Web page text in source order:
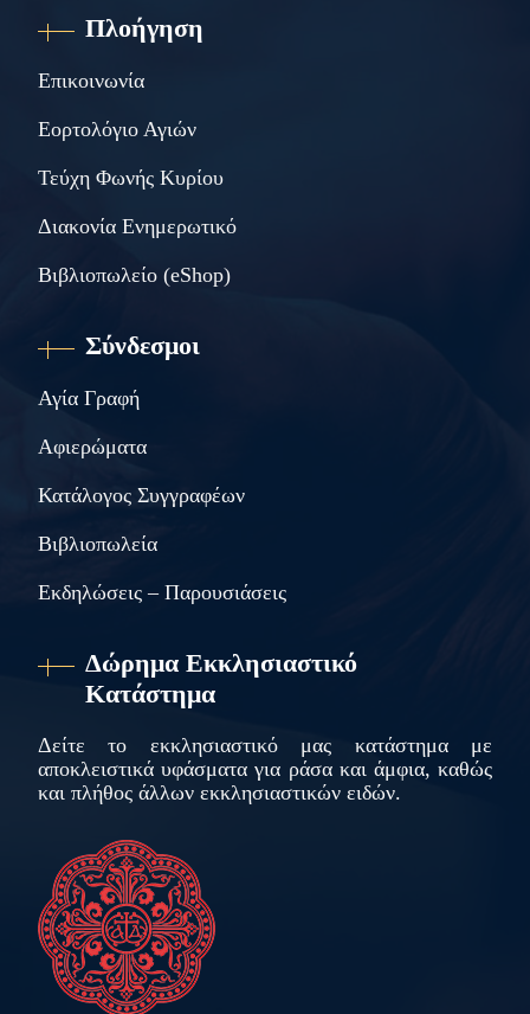
Πλοήγηση
Επικοινωνία
Εορτολόγιο Αγιών
Τεύχη Φωνής Κυρίου
Διακονία Ενημερωτικό
Βιβλιοπωλείο (eShop)
Σύνδεσμοι
Αγία Γραφή
Αφιερώματα
Κατάλογος Συγγραφέων
Βιβλιοπωλεία
Εκδηλώσεις – Παρουσιάσεις
Δώρημα Εκκλησιαστικό
Κατάστημα
Δείτε το εκκλησιαστικό μας κατάστημα με
αποκλειστικά υφάσματα για ράσα και άμφια, καθώς
και πλήθος άλλων εκκλησιαστικών ειδών.